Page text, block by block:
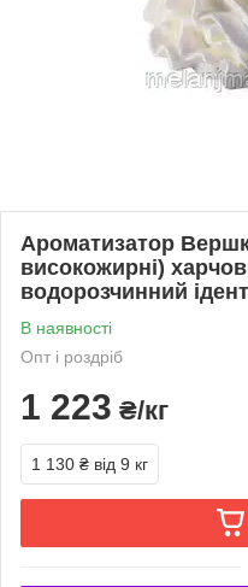
Ароматизатор
високожирні)
водорозчинний
В наявності
Опт і роздріб
1 223 ₴/кг
1 130 ₴ від 9 кг